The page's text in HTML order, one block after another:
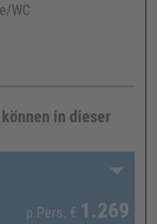
WC
in dieser
p.Pers. € 1.269